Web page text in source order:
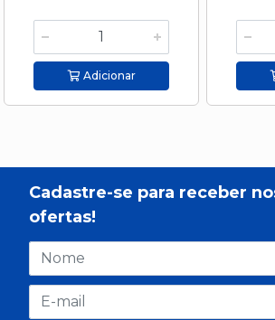
Adicionar
Cadastre-se para receber
ofertas!